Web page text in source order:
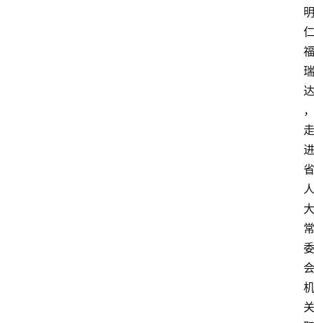
明
仁
福
瑞
达
，
走
进
省
人
大
常
委
会
机
关